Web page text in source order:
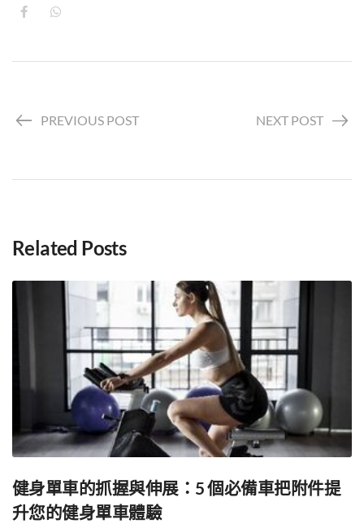
PREVIOUS POST NEXT POST
Related Posts
健身單車的抓握與伸展：5 個必備車把附件提
升您的健身單車體驗